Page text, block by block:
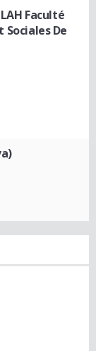
Faculté
Sociales De